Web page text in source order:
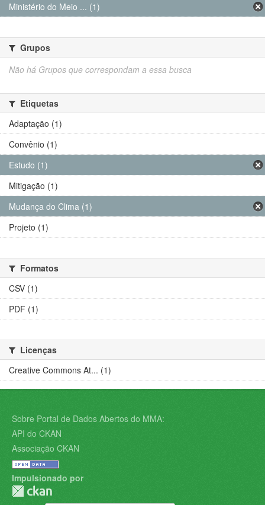
Ministério do Meio ... (1)
Grupos
Não há Grupos que correspondam a essa busca
Etiquetas
Adaptação (1)
Convênio (1)
Estudo (1)
Mitigação (1)
Mudança do Clima (1)
Projeto (1)
Formatos
CSV (1)
PDF (1)
Licenças
Creative Commons At... (1)
Sobre Portal de Dados Abertos do MMA:
API do CKAN
Associação CKAN
Impulsionado por